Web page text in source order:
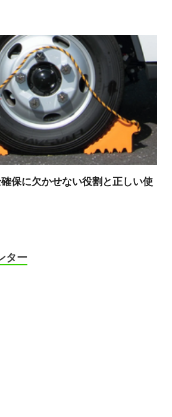
保に欠かせない役割と正しい使
ター